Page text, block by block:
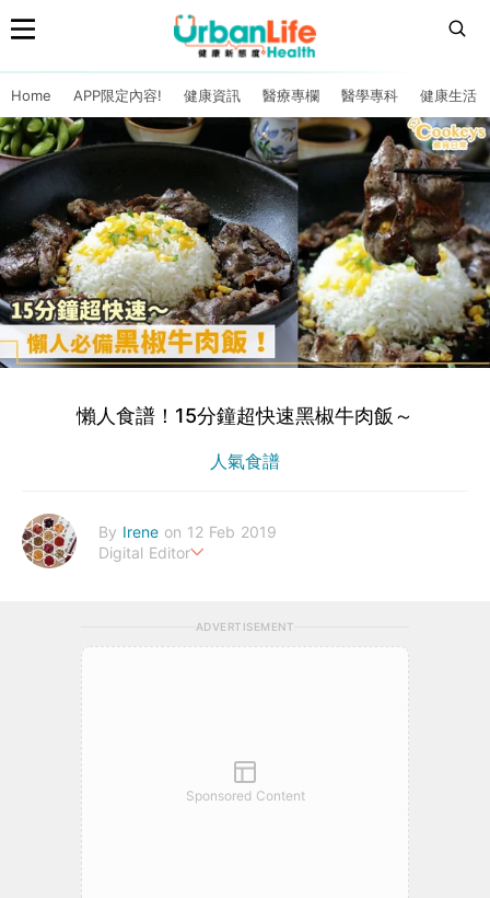
Home APP限定內容! 健康資訊 醫療專欄 醫學專科 健康生活
懶人食譜！15分鐘超快速黑椒牛肉飯～
人氣食譜
By Irene on 12 Feb 2019
Digital Editor
ADVERTISEMENT
Sponsored Content